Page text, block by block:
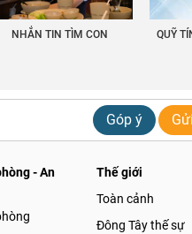
NHẮN TIN TÌM CON
QUỸ
Góp ý
- An
Thế giới
Toàn cảnh
Đông Tây thế sự